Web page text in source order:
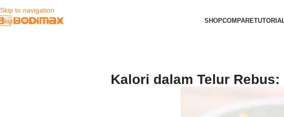
Skip to navigation
Skip to main content
SHOPCOMPARE
Kalori dalam Telur